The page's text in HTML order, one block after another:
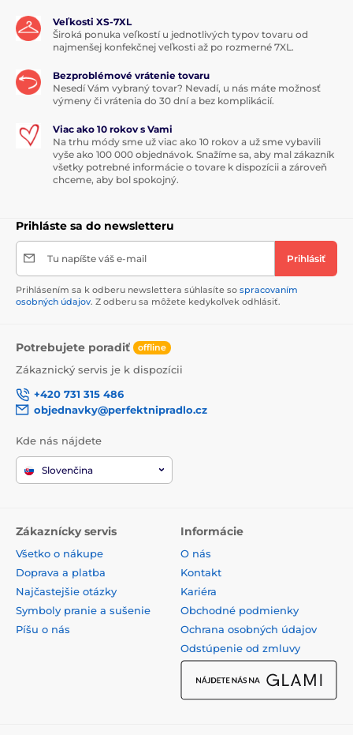
Veľkosti XS-7XL
Široká ponuka veľkostí u jednotlivých typov tovaru od
najmenšej konfekčnej veľkosti až po rozmerné 7XL.
Bezproblémové vrátenie tovaru
Nesedí Vám vybraný tovar? Nevadí, u nás máte možnosť
výmeny či vrátenia do 30 dní a bez komplikácií.
Viac ako 10 rokov s Vami
Na trhu módy sme už viac ako 10 rokov a už sme vybavili
vyše ako 100 000 objednávok. Snažíme sa, aby mal zákazník
všetky potrebné informácie o tovare k dispozícii a zároveň
chceme, aby bol spokojný.
Prihláste sa do newsletteru
Tu napíšte váš e-mail Prihlásiť
Prihlásením sa k odberu newslettera súhlasíte so spracovaním
osobných údajov. Z odberu sa môžete kedykoľvek odhlásiť.
Potrebujete poradiť offline
Zákaznický servis je k dispozícii
+420 731 315 486
objednavky@perfektnipradlo.cz
Kde nás nájdete
Slovenčina
Zákaznícky servis
Všetko o nákupe
Doprava a platba
Najčastejšie otázky
Symboly pranie a sušenie
Píšu o nás
Informácie
O nás
Kontakt
Kariéra
Obchodné podmienky
Ochrana osobných údajov
Odstúpenie od zmluvy